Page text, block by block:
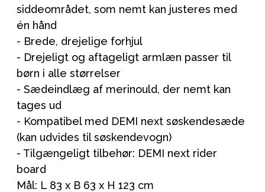
siddeområdet, som nemt kan justeres med
én hånd
- Brede, drejelige forhjul
- Drejeligt og aftageligt armlæn passer til
børn i alle størrelser
- Sædeindlæg af merinould, der nemt kan
tages ud
- Kompatibel med DEMI next søskendesæde
(kan udvides til søskendevogn)
- Tilgængeligt tilbehør: DEMI next rider
board
Mål: L 83 x B 63 x H 123 cm